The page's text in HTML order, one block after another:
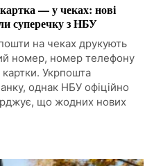
— у чеках: нові
суперечку з НБУ
на чеках друкують
номер, номер телефону
Укрпошта
однак НБУ офіційно
що жодних нових